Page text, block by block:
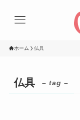
ホーム 仏具
仏具 – tag –